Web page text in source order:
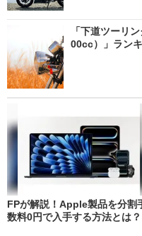
「下道ツーリ
00cc）」ラン
FPが解説！Apple製品を分割
数料0円で入手する方法とは？